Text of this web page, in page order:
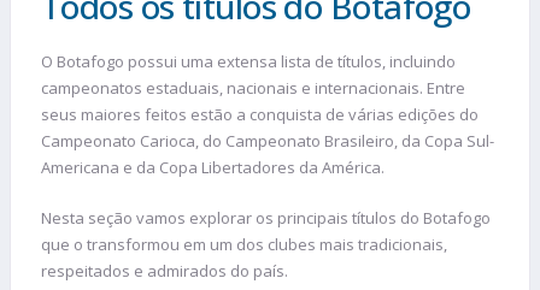
O Botafogo possui uma extensa lista de títulos, incluindo
campeonatos estaduais, nacionais e internacionais. Entre
seus maiores feitos estão a conquista de várias edições do
Campeonato Carioca, do Campeonato Brasileiro, da Copa Sul-
Americana e da Copa Libertadores da América.
Nesta seção vamos explorar os principais títulos do Botafogo
que o transformou em um dos clubes mais tradicionais,
respeitados e admirados do país.